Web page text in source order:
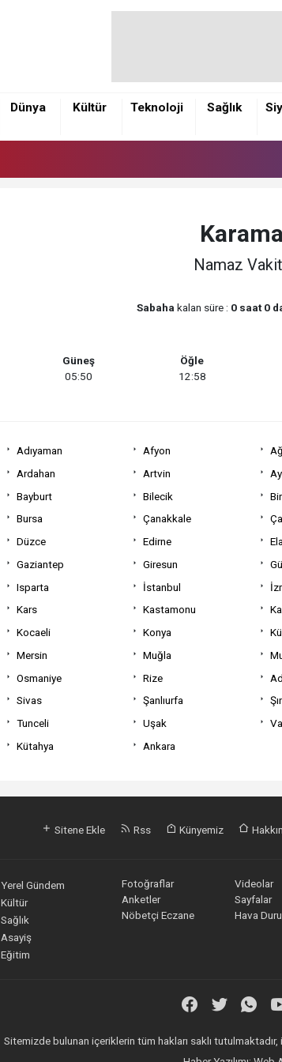
Dünya Kültür Teknoloji Sağlık
Namaz
Sabaha kalan süre : 0 saat 0
Güneş
05:50
Öğle
12:58
Adıyaman Afyon
Ardahan Artvin
Bayburt Bilecik
Bursa Çanakkale
Düzce Edirne
Gaziantep Giresun
Isparta İstanbul
Kars Kastamonu
Kocaeli Konya
Mersin Muğla
Osmaniye Rize
Sivas Şanlıurfa
Tunceli Uşak
Kütahya Ankara
Sitene Ekle Rss Künyemiz
Yerel Gündem
Kültür
Sağlık
Asayiş
Eğitim
Fotoğraflar Videolar
Anketler
Sayfalar
Nöbetçi Eczane
Hava
Sitemizde bulunan içeriklerin tüm hakları saklı